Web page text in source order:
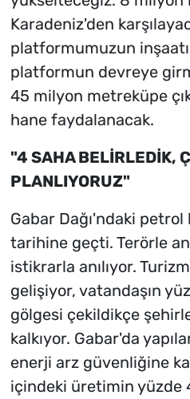
Karadeniz'den
platformumuzun
platformun devreye
45 milyon metreküpe
hane faydalanacak.
"4 SAHA BELİRLEDİK,
PLANLIYORUZ"
Gabar Dağı'ndaki
tarihine geçti. Terörle
istikrarla anılıyor.
gelişiyor, vatandaşın
gölgesi çekildikçe
kalkıyor. Gabar'da
enerji arz güvenliğine
içindeki üretimin yüzde